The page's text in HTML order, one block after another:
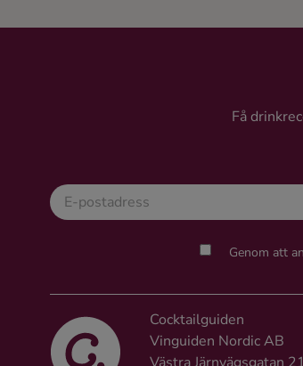
Få
Genom att
Cocktailguiden
Vinguiden Nordic AB